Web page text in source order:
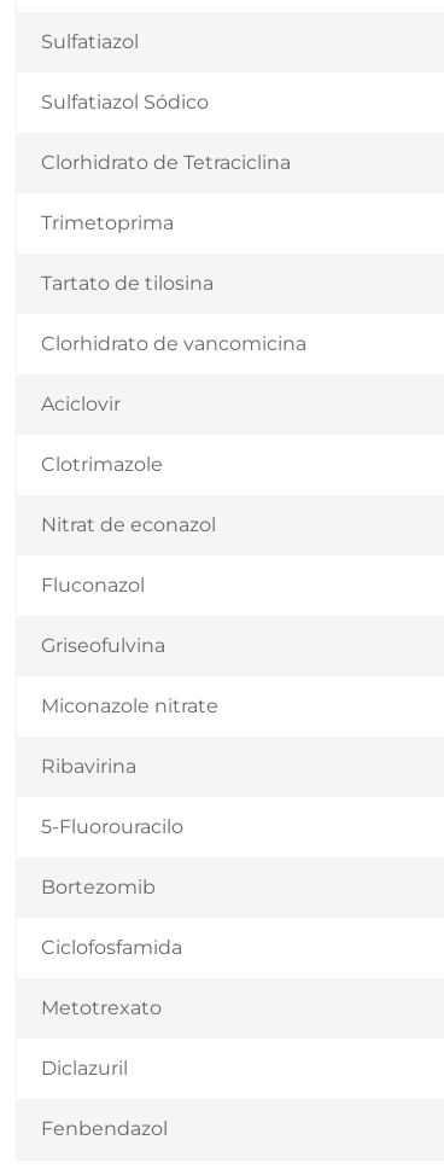
Sulfatiazol
Sulfatiazol Sódico
Clorhidrato de Tetraciclina
Trimetoprima
Tartato de tilosina
Clorhidrato de vancomicina
Aciclovir
Clotrimazole
Nitrat de econazol
Fluconazol
Griseofulvina
Miconazole nitrate
Ribavirina
5-Fluorouracilo
Bortezomib
Ciclofosfamida
Metotrexato
Diclazuril
Fenbendazol